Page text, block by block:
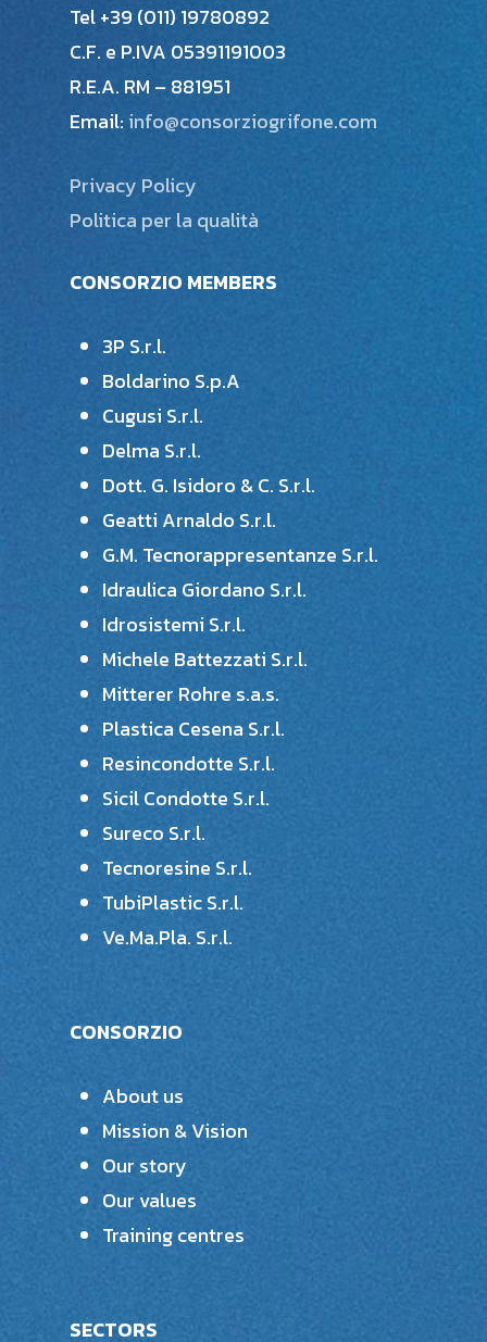
Tel +39 (011) 19780892
C.F. e P.IVA 05391191003
R.E.A. RM – 881951
Email: info@consorziogrifone.com
Privacy Policy
Politica per la qualità
CONSORZIO MEMBERS
3P S.r.l.
Boldarino S.p.A
Cugusi S.r.l.
Delma S.r.l.
Dott. G. Isidoro & C. S.r.l.
Geatti Arnaldo S.r.l.
G.M. Tecnorappresentanze S.r.l.
Idraulica Giordano S.r.l.
Idrosistemi S.r.l.
Michele Battezzati S.r.l.
Mitterer Rohre s.a.s.
Plastica Cesena S.r.l.
Resincondotte S.r.l.
Sicil Condotte S.r.l.
Sureco S.r.l.
Tecnoresine S.r.l.
TubiPlastic S.r.l.
Ve.Ma.Pla. S.r.l.
CONSORZIO
About us
Mission & Vision
Our story
Our values
Training centres
SECTORS